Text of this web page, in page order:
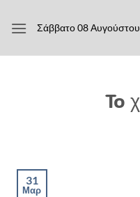
στο
Σάββατο 08
To
31
Μαρ